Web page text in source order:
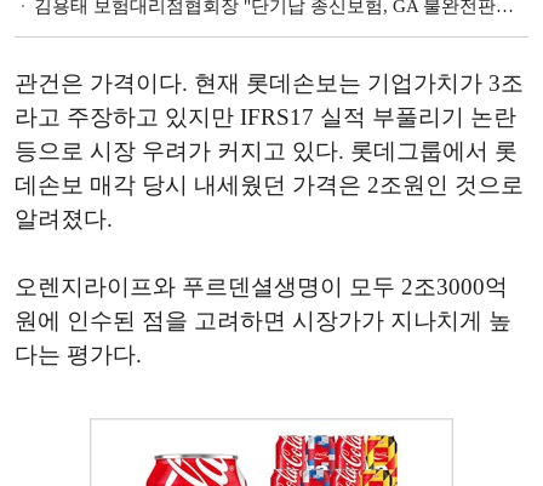
김용태 보험대리점협회장 "단기납 종신보험, GA 불완전판매 아닌 상품 자체 문제 커"
관건은 가격이다. 현재 롯데손보는 기업가치가 3조
라고 주장하고 있지만 IFRS17 실적 부풀리기 논란
등으로 시장 우려가 커지고 있다. 롯데그룹에서 롯
데손보 매각 당시 내세웠던 가격은 2조원인 것으로
알려졌다.
오렌지라이프와 푸르덴셜생명이 모두 2조3000억
원에 인수된 점을 고려하면 시장가가 지나치게 높
다는 평가다.